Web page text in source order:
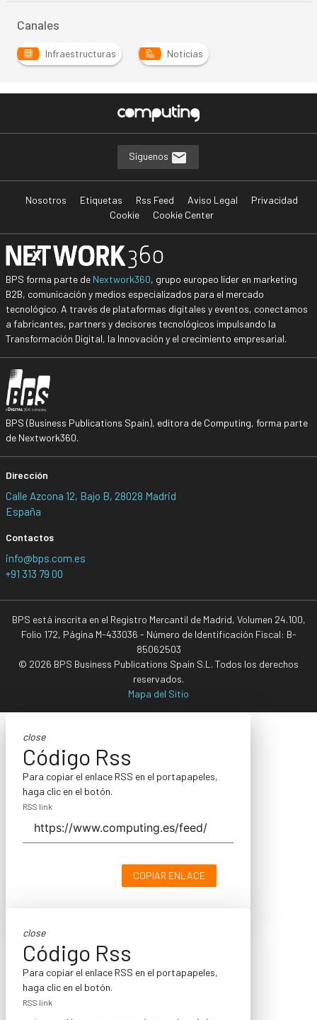
Canales
Infraestructuras Noticias
Síguenos
Nosotros Etiquetas Rss Feed Aviso Legal
Privacidad
Cookie
Cookie Center
BPS forma parte de Nextwork360, grupo europeo líder en marketing
B2B, comunicación y medios especializados para el mercado
tecnológico. A través de plataformas digitales y eventos, conectamos
a fabricantes, partners y decisores tecnológicos impulsando la
Transformación Digital, la Innovación y el crecimiento empresarial.
BPS (Business Publications Spain), editora de Computing, forma parte
de Nextwork360.
Dirección
Calle Azcona 12, Bajo B, 28028 Madrid
España
Contactos
info@bps.com.es
+91 313 79 00
BPS está inscrita en el Registro Mercantil de Madrid, Volumen 24.100,
Folio 172, Página M-433036 - Número de Identificación Fiscal: B-
85062503
© 2026 BPS Business Publications Spain S.L. Todos los derechos
reservados.
Mapa del Sitio
close
Código Rss
Para copiar el enlace RSS en el portapapeles,
haga clic en el botón.
RSS link
COPIAR ENLACE
close
Código Rss
Para copiar el enlace RSS en el portapapeles,
haga clic en el botón.
RSS link